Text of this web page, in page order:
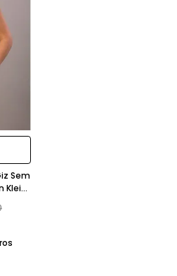
Sem
Klein